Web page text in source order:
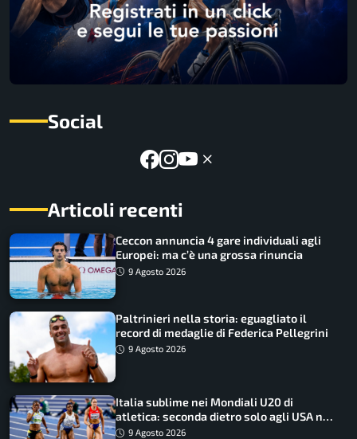
Social
Articoli recenti
Ceccon annuncia 4 gare individuali agli
Europei: ma c’è una grossa rinuncia
9 Agosto 2026
Paltrinieri nella storia: eguagliato il
record di medaglie di Federica Pellegrini
9 Agosto 2026
Italia sublime nei Mondiali U20 di
atletica: seconda dietro solo agli USA nel
medagliere
9 Agosto 2026